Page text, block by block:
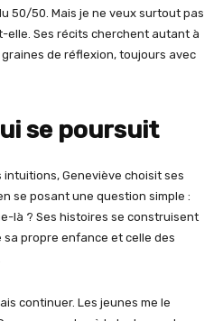
50/50. Mais je ne veux surtout pas
Ses récits cherchent autant à
de réflexion, toujours avec
se poursuit
Geneviève choisit ses
se posant une question simple :
là ? Ses histoires se construisent
propre enfance et celle des
continuer. Les jeunes me le